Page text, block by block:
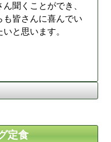
聞くことができ、
も皆さんに喜んでい
と思います。
定食